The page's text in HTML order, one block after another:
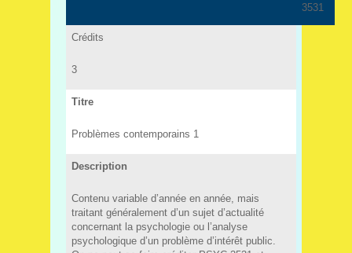
3531
Crédits
3
Titre
Problèmes contemporains 1
Description
Contenu variable d’année en année, mais
traitant généralement d’un sujet d’actualité
concernant la psychologie ou l’analyse
psychologique d’un problème d’intérêt public.